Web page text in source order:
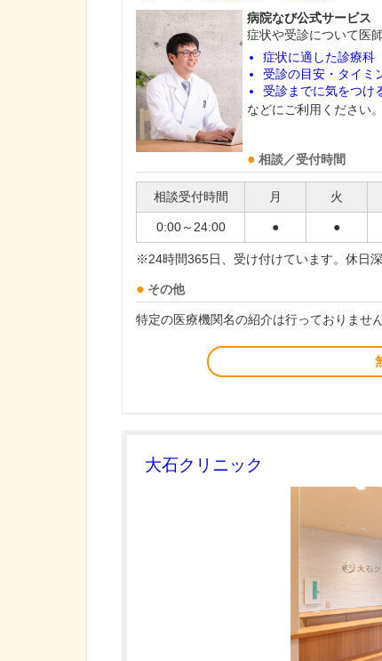
病院なび公式サービス
症状や受診について医
症状に適した診療科
受診の目安・タイミ
受診までに気をつけ
などにご利用ください
相談／受付時間
相談受付時間 月 火
0:00～24:00 ● ●
※24時間365日、受け付けています。休日
その他
特定の医療機関名の紹介は行っておりません
大石クリニック